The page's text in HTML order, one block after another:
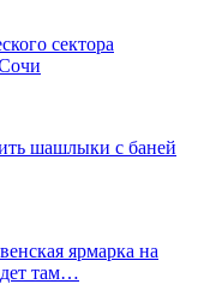
сектора
шашлыки с баней
ярмарка на
там…